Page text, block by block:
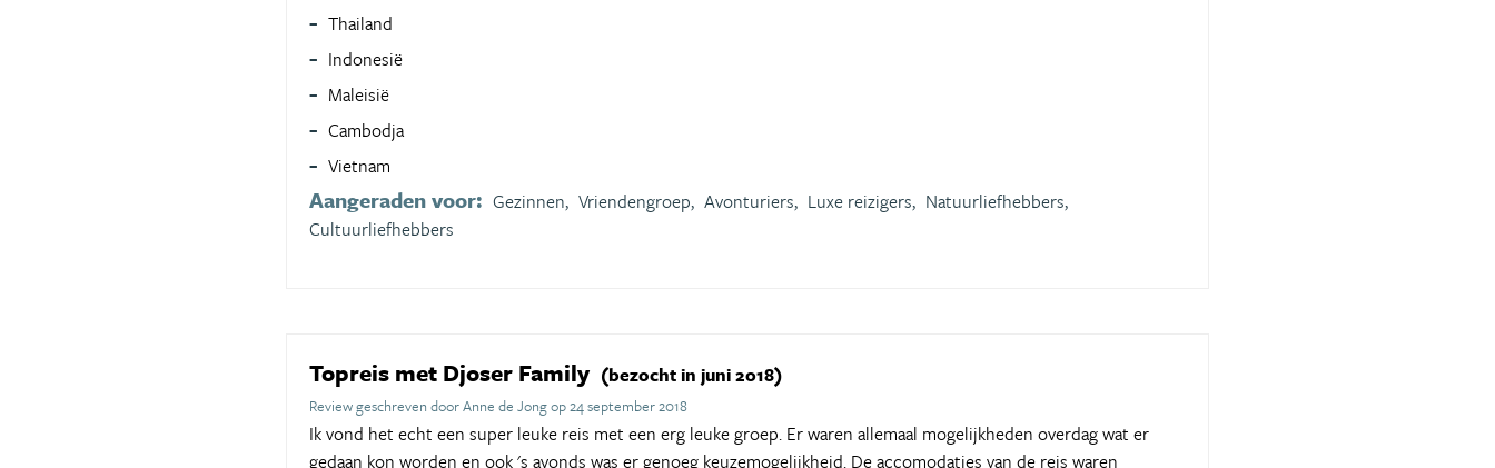
Thailand
Indonesië
Maleisië
Cambodja
Vietnam
Aangeraden voor: Gezinnen, Vriendengroep, Avonturiers, Luxe reizigers, Natuurliefhebbers,
Cultuurliefhebbers
Topreis met Djoser Family (bezocht in juni 2018)
Review geschreven door Anne de Jong op 24 september 2018
Ik vond het echt een super leuke reis met een erg leuke groep. Er waren allemaal mogelijkheden overdag wat er
gedaan kon worden en ook 's avonds was er genoeg keuzemogelijkheid. De accomodaties van de reis waren